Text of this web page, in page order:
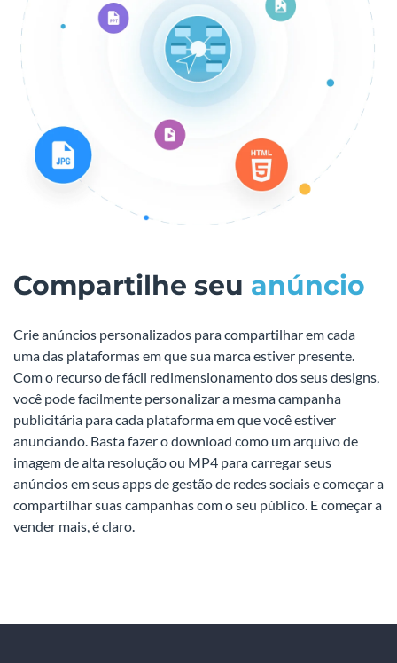
Compartilhe seu anúncio
Crie anúncios personalizados para compartilhar em cada
uma das plataformas em que sua marca estiver presente.
Com o recurso de fácil redimensionamento dos seus designs,
você pode facilmente personalizar a mesma campanha
publicitária para cada plataforma em que você estiver
anunciando. Basta fazer o download como um arquivo de
imagem de alta resolução ou MP4 para carregar seus
anúncios em seus apps de gestão de redes sociais e começar a
compartilhar suas campanhas com o seu público. E começar a
vender mais, é claro.